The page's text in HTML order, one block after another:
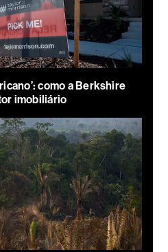
como a Berkshire
imobiliário